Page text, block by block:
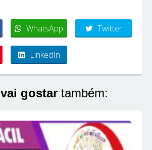
WhatsApp Twitter
LinkedIn
vai gostartambém: